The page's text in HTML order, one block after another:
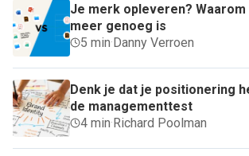
Je merk opleveren? Waarom
meer genoeg is
5 min·Danny Verroen
Denk je dat je positionering
de managementtest
4 min·Richard Poolman